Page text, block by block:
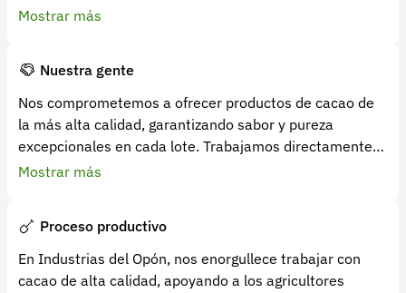
en Villavicencio y habilitada por el INVIMA, nos permite
derivados del cacao, elaborados con el máximo cuidado
y compromiso con la excelencia. Nuestros procesos
operativos son limpios y están diseñados para
satisfacer la demanda de nuestros clientes de manera
eficiente y sostenible.
Mostrar más
Nuestra gente
Nos comprometemos a ofrecer productos de cacao de
la más alta calidad, garantizando sabor y pureza
excepcionales en cada lote. Trabajamos directamente
con cacao cultores de nuestro país, asegurando
Mostrar más
Proceso productivo
En Industrias del Opón, nos enorgullece trabajar con
cacao de alta calidad, apoyando a los agricultores